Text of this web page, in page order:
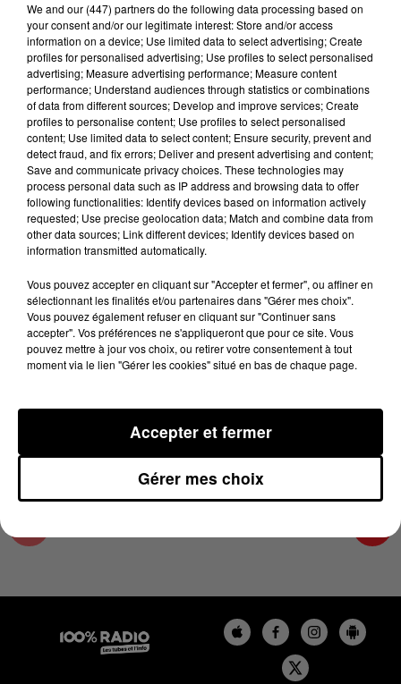
Lecture (1 min 14 sec)
100%
100% Radio l'agenda du Tarn et Garonne
29 novembre 2025 - 1 min 14 sec
L'AGENDA DU TARN ET GARONNE DU
29/11/2025 À 07H43
L'agenda du Tarn et Garonne
We and our (447) partnersdo the following data processing based on
your consent and/or our legitimate interest: Store and/or access
information on a device; Use limited data to select advertising; Create
profiles for personalised advertising; Use profiles to select personalised
advertising; Measure advertising performance; Measure content
performance; Understand audiences through statistics or combinations
of data from different sources; Develop and improve services; Create
profiles to personalise content; Use profiles to select personalised
content; Use limited data to select content; Ensure security, prevent and
detect fraud, and fix errors; Deliver and present advertising and content;
Save and communicate privacy choices. These technologies may
process personal data such as IP address and browsing data to offer
following functionalities: Identify devices based on information actively
requested; Use precise geolocation data; Match and combine data from
other data sources; Link different devices; Identify devices based on
information transmitted automatically.
Vous pouvez accepter en cliquant sur "Accepter et fermer", ou affiner en
sélectionnant les finalités et/ou partenaires dans "Gérer mes choix".
Vous pouvez également refuser en cliquant sur "Continuer sans
accepter". Vos préférences ne s'appliqueront que pour ce site. Vous
pouvez mettre à jour vos choix, ou retirer votre consentement à tout
moment via le lien "Gérer les cookies" situé en bas de chaque page.
Gérer mes choix
Accepter et fermer